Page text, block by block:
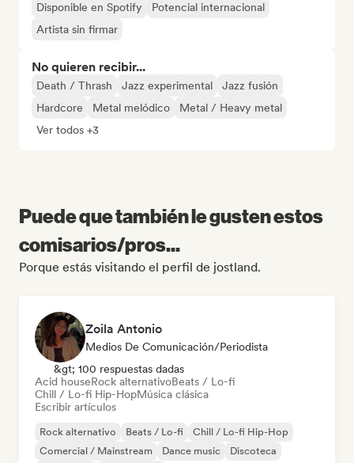
Disponible en Spotify
Potencial internacional
Artista sin firmar
No quieren recibir...
Death / Thrash Jazz experimental
Jazz fusión
Hardcore
Metal melódico
Metal / Heavy metal
Ver todos +3
Puede que también le gusten estos
comisarios/pros...
Porque estás visitando el perfil de jostland.
Zoila Antonio
Medios De Comunicación/Periodista
&gt; 100 respuestas dadas
Acid houseRock alternativoBeats / Lo-fi
Chill / Lo-fi Hip-HopMúsica clásica
Escribir artículos
Rock alternativo Beats / Lo-fi
Chill / Lo-fi Hip-Hop
Comercial / Mainstream
Dance music Discoteca